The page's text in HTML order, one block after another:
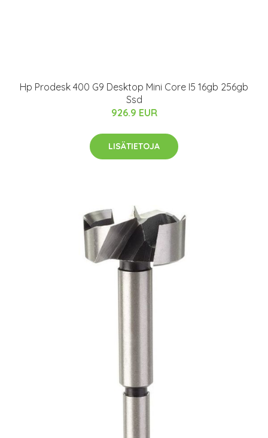
Hp Prodesk 400 G9 Desktop Mini Core I5 16gb 256gb
Ssd
926.9 EUR
LISÄTIETOJA